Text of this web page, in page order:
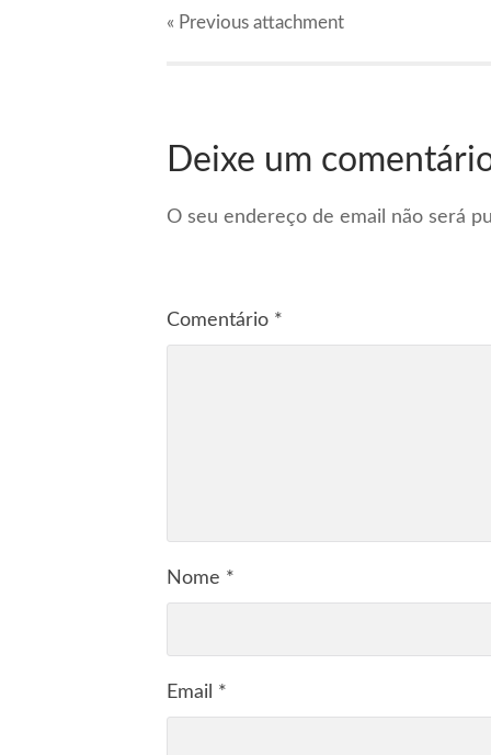
« Previous attachment
Deixe um
O seu endereço de email não será
Comentário *
Nome *
Email *